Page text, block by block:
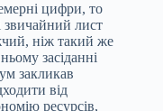
цифри, то
звичайний лист
ніж такий же
засіданні
закликав
від
ресурсів,